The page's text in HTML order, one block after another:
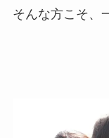
そんな方こそ、